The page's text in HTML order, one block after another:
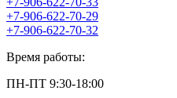
+7-906-622-70-29
+7-906-622-70-32
Время работы:
ПН-ПТ 9:30-18:00